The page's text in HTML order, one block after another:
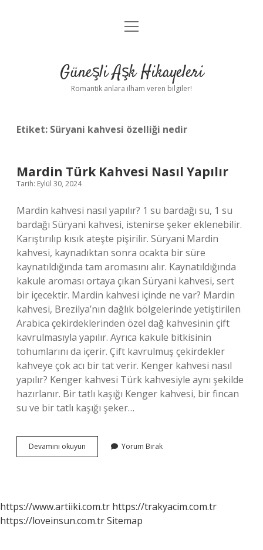
Anasayfa
Yasal Uyarı
menüyü
Güneşli Aşk Hikayeleri
Romantik anlara ilham veren bilgiler!
Etiket: Süryani kahvesi özelliği nedir
Mardin Türk Kahvesi Nasıl Yapılır
Tarih: Eylül 30, 2024
Mardin kahvesi nasıl yapılır? 1 su bardağı su, 1 su
bardağı Süryani kahvesi, istenirse şeker eklenebilir.
Karıştırılıp kısık ateşte pişirilir. Süryani Mardin
kahvesi, kaynadıktan sonra ocakta bir süre
kaynatıldığında tam aromasını alır. Kaynatıldığında
kakule aroması ortaya çıkan Süryani kahvesi, sert
bir içecektir. Mardin kahvesi içinde ne var? Mardin
kahvesi, Brezilya’nın dağlık bölgelerinde yetiştirilen
Arabica çekirdeklerinden özel dağ kahvesinin çift
kavrulmasıyla yapılır. Ayrıca kakule bitkisinin
tohumlarını da içerir. Çift kavrulmuş çekirdekler
kahveye çok acı bir tat verir. Kenger kahvesi nasıl
yapılır? Kenger kahvesi Türk kahvesiyle aynı şekilde
hazırlanır. Bir tatlı kaşığı Kenger kahvesi, bir fincan
su ve bir tatlı kaşığı şeker…
Devamını okuyun
Türk
Yorum Bırak
https://www.artiiki.com.tr https://trakyacim.com.tr
https://loveinsun.com.trSitemap